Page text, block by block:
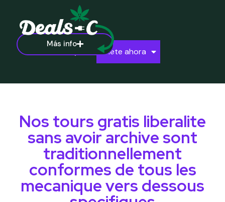
Más info
Únete ahora
Nos tours gratis liberalite
sans avoir archive sont
traditionnellement
conformes de tous les
mecanique vers dessous